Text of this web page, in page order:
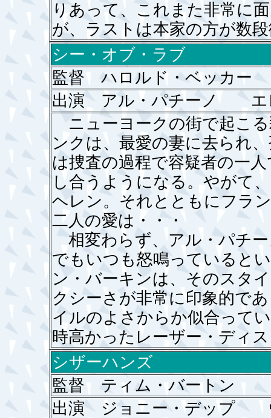
りあって、これまた非常に
が、ラストは本家の方が数
シー・オブ・ラブ
監督 ハロルド・ベッカー
出演 アル・パチーノ エ
ニューヨークの街で起こ
ンクは、最愛の妻に去られ
は捜査の過程で容疑者の一
し合うようになる。やがて
ヘレン。それとともにフラ
二人の愛は・・・
相変わらず、アル・パチ
でもいつも怒鳴っていると
ン・バーキンは、そのスタ
クシーさが非常に印象的で
イルのよさからか似合って
時高かったレーザー・ディ
シザーハンズ
監督 ティム・バートン
出演 ジョニー・デップ